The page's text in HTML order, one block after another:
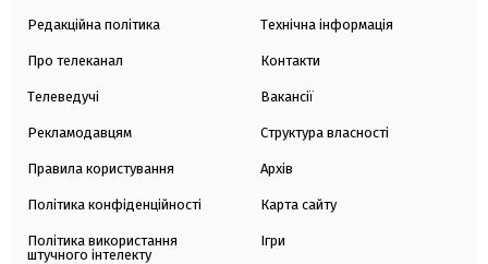
Редакційна політика
Про телеканал
Телеведучі
Рекламодавцям
Правила користування
Політика конфіденційності
Політика використання
штучного інтелекту
Технічна інформація
Контакти
Вакансії
Структура власності
Архів
Карта сайту
Ігри